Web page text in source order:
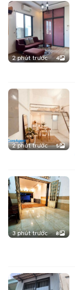
2 phút trước 4
2 phút trước 5
3 phút trước 8